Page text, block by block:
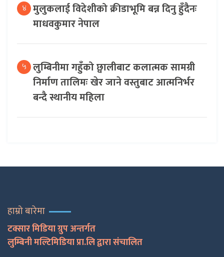
४ मुलुकलाई विदेशीको क्रीडाभूमि बन्न दिनु हुँदैनः
माधवकुमार नेपाल
५ लुम्बिनीमा गहुँको छ्वालीबाट कलात्मक सामग्री
निर्माण तालिमः खेर जाने वस्तुबाट आत्मनिर्भर
बन्दै स्थानीय महिला
हाम्रो बारेमा
टक्सार मिडिया ग्रुप अन्तर्गत
लुम्बिनी मल्टिमिडिया प्रा.लि द्वारा संचालित